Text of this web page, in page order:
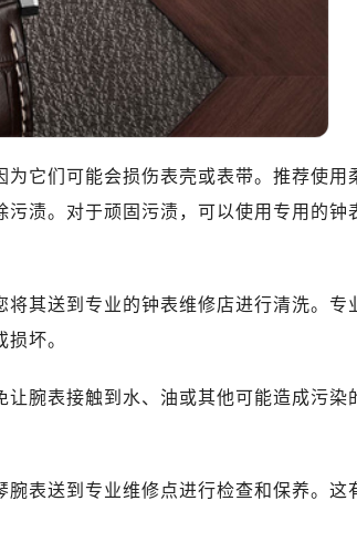
室（需提前预约）
室（需提前预约）
字楼（芙蓉广场）10层13室（需提前预约）
需提前预约）
店）3层整层（需提前预约）
17层17-B（需提前预约）
预约）
预约）
（需提前预约）
室（需提前预约）
提前预约）
提前预约）
约）
它们可能会损伤表壳或表带。推荐使用
渍。对于顽固污渍，可以使用专用的钟
其送到专业的钟表维修店进行清洗。专
坏。
腕表接触到水、油或其他可能造成污染
表送到专业维修点进行检查和保养。这